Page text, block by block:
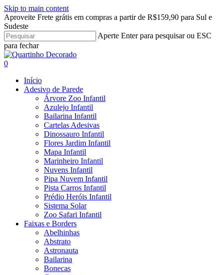
Skip to main content
Aproveite Frete grátis em compras a partir de R$159,90 para Sul e
Sudeste
Aperte Enter para pesquisar ou ESC
para fechar
Close
Search
search
account
0
Início
Adesivo de Parede
Árvore Zoo Infantil
Azulejo Infantil
Bailarina Infantil
Cartelas Adesivas
Dinossauro Infantil
Flores Jardim Infantil
Mapa Infantil
Marinheiro Infantil
Nuvens Infantil
Pipa Nuvem Infantil
Pista Carros Infantil
Prédio Heróis Infantil
Sistema Solar
Zoo Safari Infantil
Faixas e Borders
Abelhinhas
Abstrato
Astronauta
Bailarina
Bonecas